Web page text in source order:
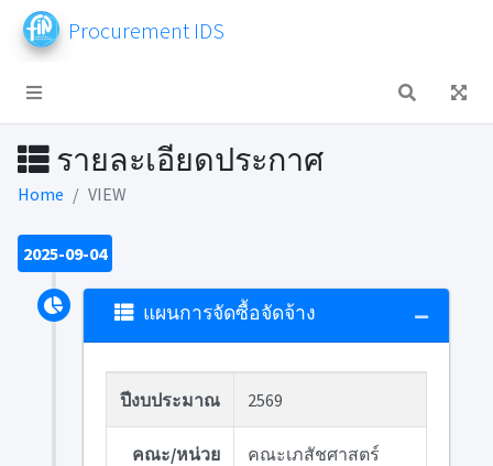
Procurement IDS
รายละเอียดประกาศ
Home VIEW
2025-09-04
แผนการจัดซื้อจัดจ้าง
ปีงบประมาณ 2569
คณะ/หน่วย
คณะเภสัชศาสตร์